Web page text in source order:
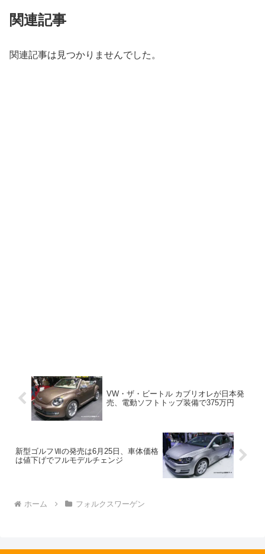
関連記事
関連記事は見つかりませんでした。
VW・ザ・ビートル カブリオレが日本発
売、電動ソフトトップ装備で375万円
新型ゴルフⅦの発売は6月25日、車体価格
は値下げでフルモデルチェンジ
ホーム フォルクスワーゲン